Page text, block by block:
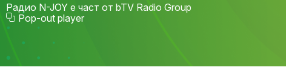
Радио N-JOY е част от bTV Radio Group
Pop-out player